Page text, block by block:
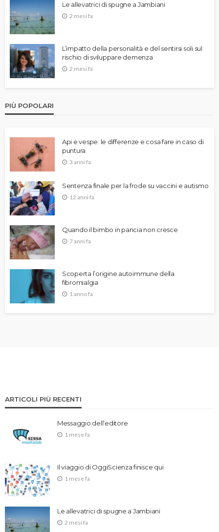
Le allevatrici di spugne a Jambiani
2 mesi fa
L’impatto della personalità e del sentirsi soli sul
rischio di sviluppare demenza
2 mesi fa
PIÙ POPOLARI
Api e vespe: le differenze e cosa fare in caso di
puntura
3 anni fa
Sentenza finale per la frode su vaccini e autismo
12 anni fa
Quando il bimbo in pancia non cresce
7 anni fa
Scoperta l’origine autoimmune della
fibromialgia
1 anno fa
ARTICOLI PIÙ RECENTI
Messaggio dell’editore
1 mese fa
Il viaggio di OggiScienza finisce qui
1 mese fa
Le allevatrici di spugne a Jambiani
2 mesi fa